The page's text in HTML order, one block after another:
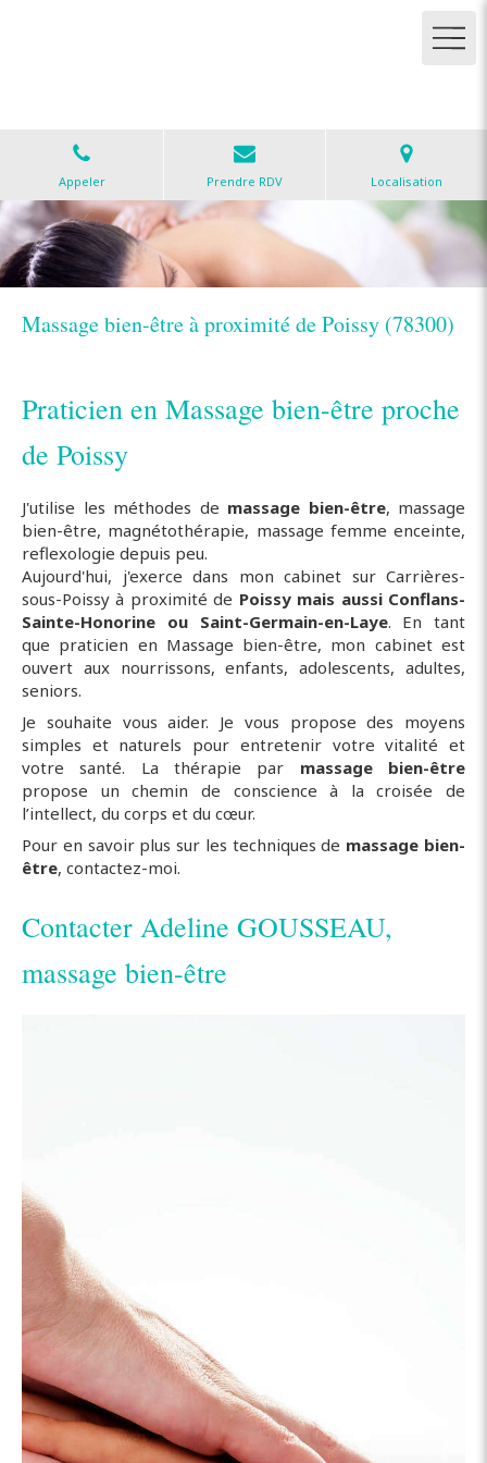
Appeler Prendre RDV Localisation
Massage bien-être à proximité de Poissy (78300)
Praticien en Massage bien-être proche
de Poissy
J'utilise les méthodes de massage bien-être, massage
bien-être, magnétothérapie, massage femme enceinte,
reflexologie depuis peu.
Aujourd'hui, j'exerce dans mon cabinet sur Carrières-
sous-Poissy à proximité de Poissy mais aussi Conflans-
Sainte-Honorine ou Saint-Germain-en-Laye. En tant
que praticien en Massage bien-être, mon cabinet est
ouvert aux nourrissons, enfants, adolescents, adultes,
seniors.
Je souhaite vous aider. Je vous propose des moyens
simples et naturels pour entretenir votre vitalité et
votre santé. La thérapie par massage bien-être
propose un chemin de conscience à la croisée de
l’intellect, du corps et du cœur.
Pour en savoir plus sur les techniques de massage bien-
être, contactez-moi.
Contacter Adeline GOUSSEAU,
massage bien-être